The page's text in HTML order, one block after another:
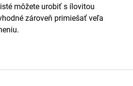
môžete urobiť s ílovitou
zároveň primiešať veľa